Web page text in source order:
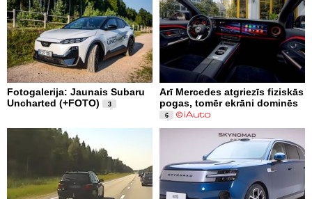
Fotogalerija: Jaunais Subaru
Uncharted (+FOTO)
3
Arī Mercedes atgriezīs fiziskās
pogas, tomēr ekrāni dominēs
6